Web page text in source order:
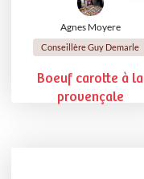
Agnes Moyere
Conseillère Guy Demarle
Boeuf carotte à la
provençale